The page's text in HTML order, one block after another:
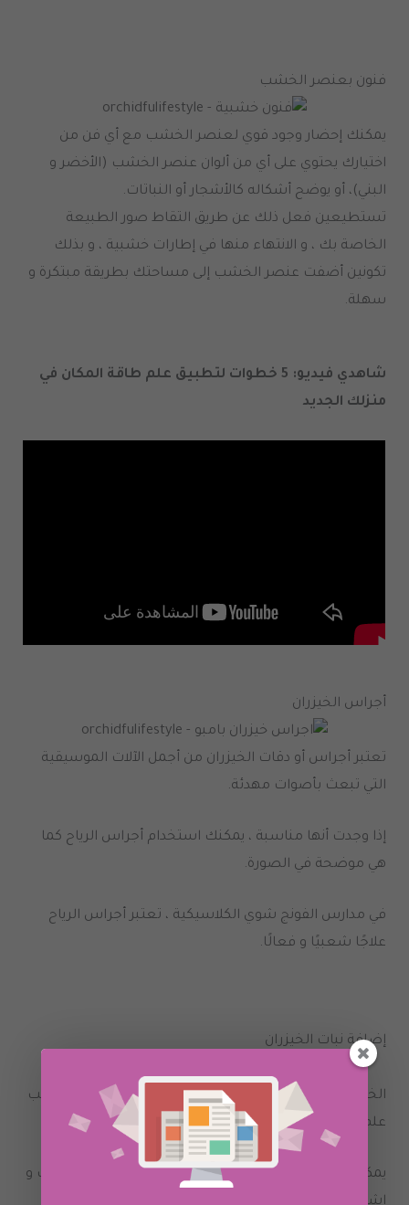
فنون بعنصر الخشب
يمكنك إحضار وجود قوي لعنصر الخشب مع أي فن من
اختيارك يحتوي على أي من ألوان عنصر الخشب (الأخضر و
البني)، أو يوضح أشكاله كالأشجار أو النباتات.
تستطيعين فعل ذلك عن طريق التقاط صور الطبيعة
الخاصة بك ، و الانتهاء منها في إطارات خشبية ، و بذلك
تكونين أضفت عنصر الخشب إلى مساحتك بطريقة مبتكرة و
سهلة.
شاهدي فيديو: 5 خطوات لتطبيق علم طاقة المكان في
منزلك الجديد
أجراس الخيزران
تعتبر أجراس أو دقات الخيزران من أجمل الآلات الموسيقية
التي تبعث بأصوات مهدئة.
إذا وجدت أنها مناسبة ، يمكنك استخدام أجراس الرياح كما
هي موضحة في الصورة.
في مدارس الفونج شوي الكلاسيكية ، تعتبر أجراس الرياح
علاجًا شعبيًا و فعالًا.
إضافة نبات الخيزران
الخيزران (البامبو) هو واحد من العلاجات الأكثر شعبية حسب
علم طاقة المكان.
يمكنك شرائه من بائع الزهور القريب من بيتك أو وفر الوقت و
اشتر واحدة عبر الإنترنت. هناك العديد من خيارات نبات